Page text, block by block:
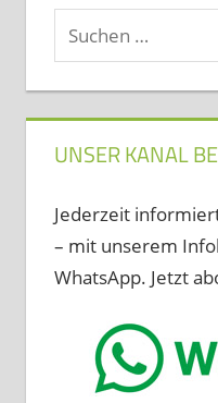
Suchen
nach:
UNSER KANAL
Jederzeit
– mit unserem
WhatsApp. Jetzt